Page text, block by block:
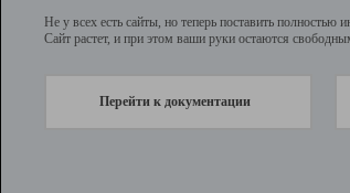
Не у всех есть сайты, но теперь поставить
Сайт растет, и при этом ваши руки остаются
Перейти к документации